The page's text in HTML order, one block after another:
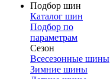
Подбор шин
Каталог шин
Подбор по
параметрам
Сезон
Всесезонные шины
Зимние шины